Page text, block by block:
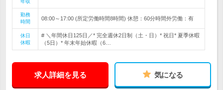
年収
勤務
時間
08:00～17:00 (所定労働時間8時間) 休憩：60分時間外労働：有
休日
休暇
# ＼年間休日125日／* 完全週休2日制（土・日）* 祝日* 夏季休暇
（5日）* 年末年始休暇（6…
求人詳細を見る 気になる